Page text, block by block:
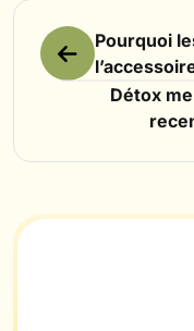
Pourquoi
l’hiver
Détox